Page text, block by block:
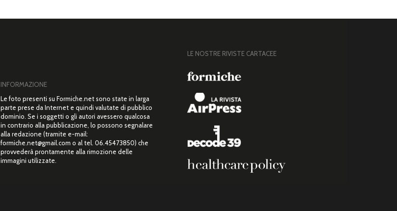
INFORMAZIONE
Le foto presenti su Formiche.net sono state in larga
parte prese da Internet e quindi valutate di pubblico
dominio. Se i soggetti o gli autori avessero qualcosa
in contrario alla pubblicazione, lo possono segnalare
alla redazione (tramite e-mail:
formiche.net@gmail.com o al tel. 06.45473850) che
provvederà prontamente alla rimozione delle
immagini utilizzate.
LE NOSTRE RIVISTE CARTACEE